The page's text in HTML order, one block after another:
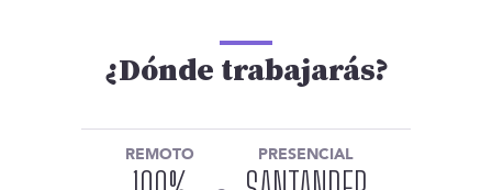
¿Dónde trabajarás?
REMOTO PRESENCIAL